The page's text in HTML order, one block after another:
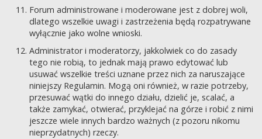
Forum administrowane i moderowane jest z dobrej woli,
dlatego wszelkie uwagi i zastrzeżenia będą rozpatrywane
wyłącznie jako wolne wnioski.
Administrator i moderatorzy, jakkolwiek co do zasady
tego nie robią, to jednak mają prawo edytować lub
usuwać wszelkie treści uznane przez nich za naruszające
niniejszy Regulamin. Mogą oni również, w razie potrzeby,
przesuwać wątki do innego działu, dzielić je, scalać, a
także zamykać, otwierać, przyklejać na górze i robić z nimi
jeszcze wiele innych bardzo ważnych (z pozoru nikomu
nieprzydatnych) rzeczy.